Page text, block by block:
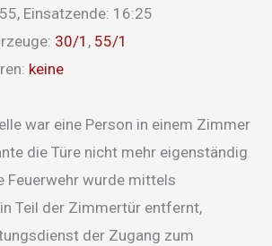
Einsatzende: 16:25
30/1 , 55/1
keine
war eine Person in einem Zimmer
die Türe nicht mehr eigenständig
Feuerwehr wurde mittels
Teil der Zimmertür entfernt,
der Zugang zum